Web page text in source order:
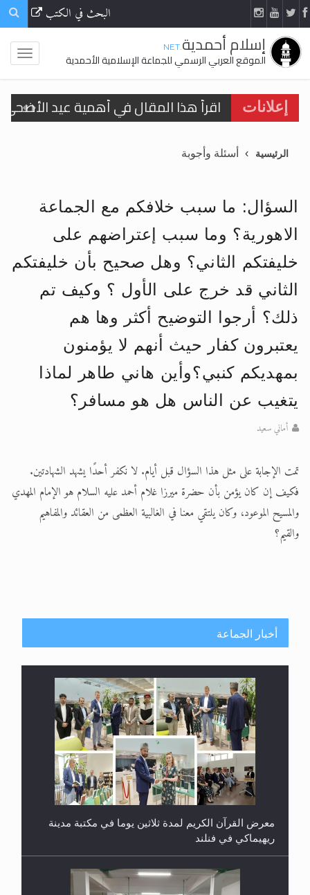
البحث في الكتب
إسلام أحمدية.NET
الموقع العربي الرسمي للجماعة الإسلامية الأحمدية
إعلانات
اقرأ هذا المقال في أهمية عيد
تعميم هامّ لأفراد الجماعة >> المزيد
تعميم هامّ لأفراد الجماعة >> المزيد
اقرأ هذا الكتاب وتعرّف على حقيقة
الحجّ.. دلالات، حِكم، وأهداف >> المزيد
اقرأ هذا المقال في أهمية عيد
الرئيسية أسئلة وأجوبة
السؤال: ما سبب خلافكم مع الجماعة
الاهورية؟ وما سبب إعتراضهم على
خليفتكم الثاني؟ وهل صحيح بأن خليفتكم
الثاني قد خرج على الأول ؟ وكيف تم
ذلك؟ أرجوا التوضيح أكثر وها هم
يعتبرون كفار حيث أنهم لا يؤمنون
بمهديكم كنبي؟وأين هاني طاهر لماذا
يتغيب عن الناس هل هو مسافر؟
أماني سعيد
تمت الإجابة على مثل هذا السؤال قبل أيام. لا نكفر أحدًا يشهد الشهادتين.
فكيف إن كان يؤمن بأن حضرة ميرزا غلام أحمد عليه السلام هو الإمام المهدي
والمسيح الموعود، وكان يلتقي معنا في الغالبية العظمى من العقائد والمفاهيم
والقيم؟
أخبار الجماعة
معرض القرآن الكريم لمدة ثلاثين يوما في مكتبة مدينة
ريهيماكي في فنلند